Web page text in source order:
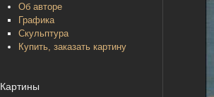
Об авторе
Графика
Скульптура
Купить, заказать картину
Картины